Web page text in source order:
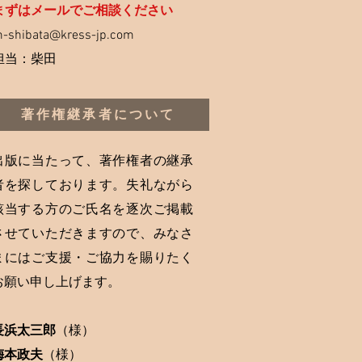
ずはメールでご相談ください
shibata@kress-jp.com
当：柴田
著作権継承者について
版に当たって、著作権者の継承
を探しております。失礼ながら
当する方のご氏名を逐次ご掲載
せていただきますので、みなさ
にはご支援・ご協力を賜りたく
願い申し上げます。
浜太三郎 （様）
本政夫 （様）